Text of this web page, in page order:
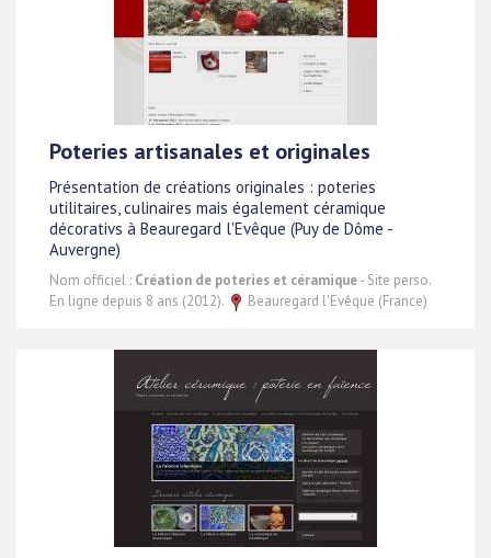
Poteries artisanales et originales
Présentation de créations originales : poteries
utilitaires, culinaires mais également céramique
décorativs à Beauregard l'Evêque (Puy de Dôme -
Auvergne)
Nom officiel : Création de poteries et céramique- Site perso.
En ligne depuis 8 ans (2012).
Beauregard l'Evêque (France)